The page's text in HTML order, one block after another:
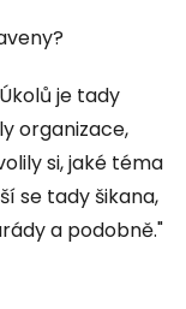
je tady
organizace,
si, jaké téma
se tady šikana,
a podobně."